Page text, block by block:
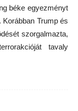
béke egyezményt
Trump és
szorgalmazta,
tavaly